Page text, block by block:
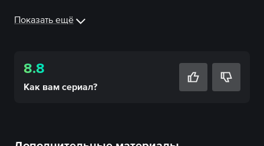
Показать ещё
8.8
Как вам сериал?